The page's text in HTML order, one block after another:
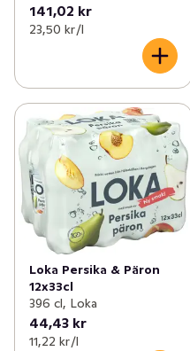
141,02 kr
23,50 kr /l
Loka Persika & Päron
12x33cl
396 cl, Loka
44,43 kr
11,22 kr /l